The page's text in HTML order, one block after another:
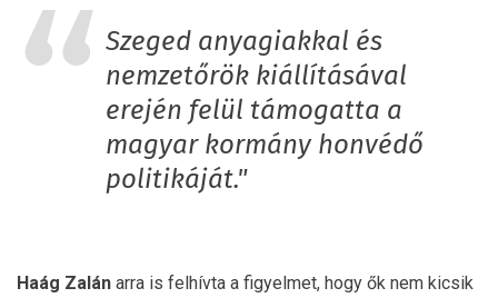
Szeged anyagiakkal és
nemzetőrök kiállításával
erején felül támogatta a
magyar kormány honvédő
politikáját."
Haág Zalán arra is felhívta a figyelmet, hogy ők nem kicsik